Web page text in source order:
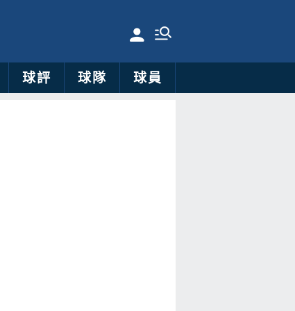
球評 球隊 球員